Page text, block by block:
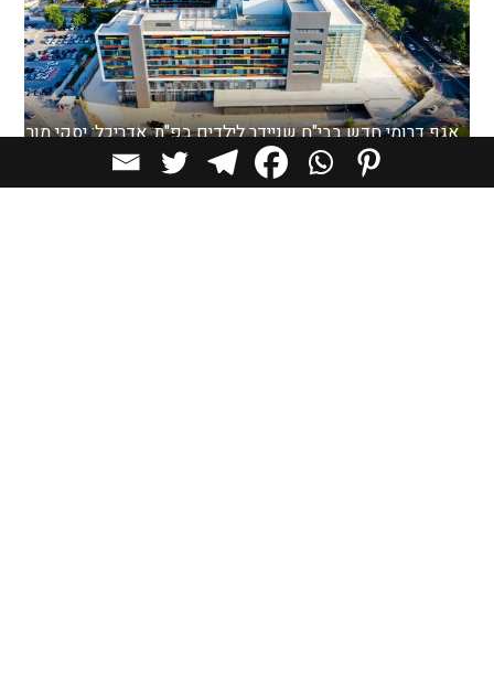
אגף דרומי חדש בבי"ח שניידר לילדים בפ"ת. אדריכל: יסקי מור
סיוון אדריכלים. צילום: רועי אימס